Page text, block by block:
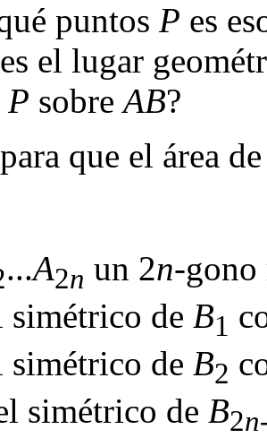
puntos P es
el lugar
P sobreAB?
para que el área
...A2n un 2n-
simétrico de B1
simétrico de B2
simétrico de B2